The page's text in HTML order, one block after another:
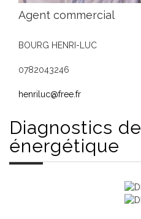
Agent commercial
BOURG HENRI-LUC
0782043246
henriluc@free.fr
Diagnostics de
énergétique